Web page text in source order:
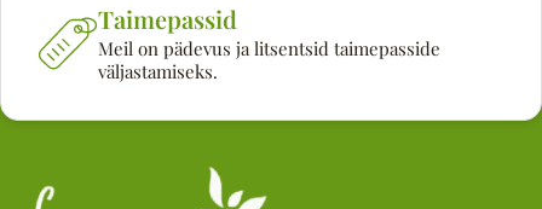
Taimepassid
Meil on pädevus ja litsentsid taimepasside
väljastamiseks.